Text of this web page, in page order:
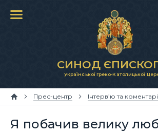
СИНОД
Української Греко-Католицької
Прес-центр Інтерв’ю та коментарі
Я побачив велику